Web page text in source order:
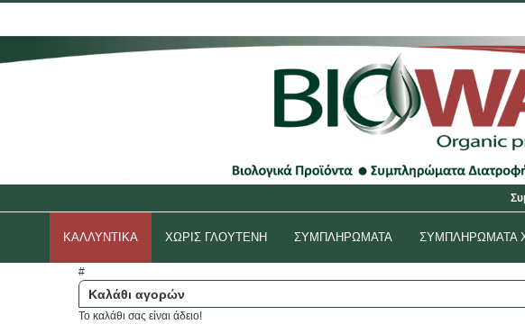
ΚΑΛΛΥΝΤΙΚΑ ΧΩΡΙΣ ΓΛΟΥΤΕΝΗ ΣΥΜΠΛΗΡΩΜΑΤΑ ΣΥΜΠΛΗΡΩΜΑΤΑ
#
Καλάθι αγορών
Το καλάθι σας είναι άδειο!